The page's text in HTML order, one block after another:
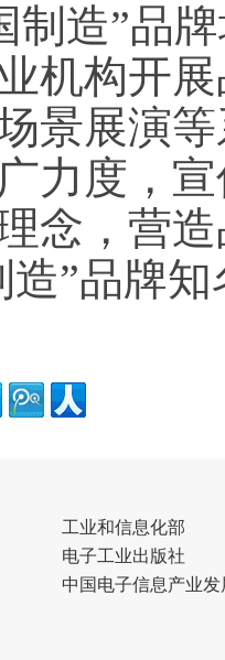
制造”品
机构开
景展演
力度，
念，营
造”品牌